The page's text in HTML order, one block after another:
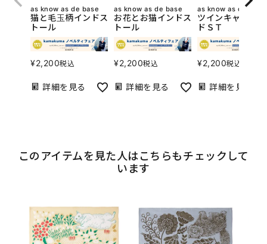
as know as de base
猫と毛玉柄インドス
トール
¥2,200税込
詳細を見る
as know as de base
お花とお猫インドス
トール
¥2,200税込
詳細を見る
as know as de base
ツインキャット
ドＳＴ
¥2,200税込
詳細を見る
このアイテムを見た人はこちらもチェックして
います